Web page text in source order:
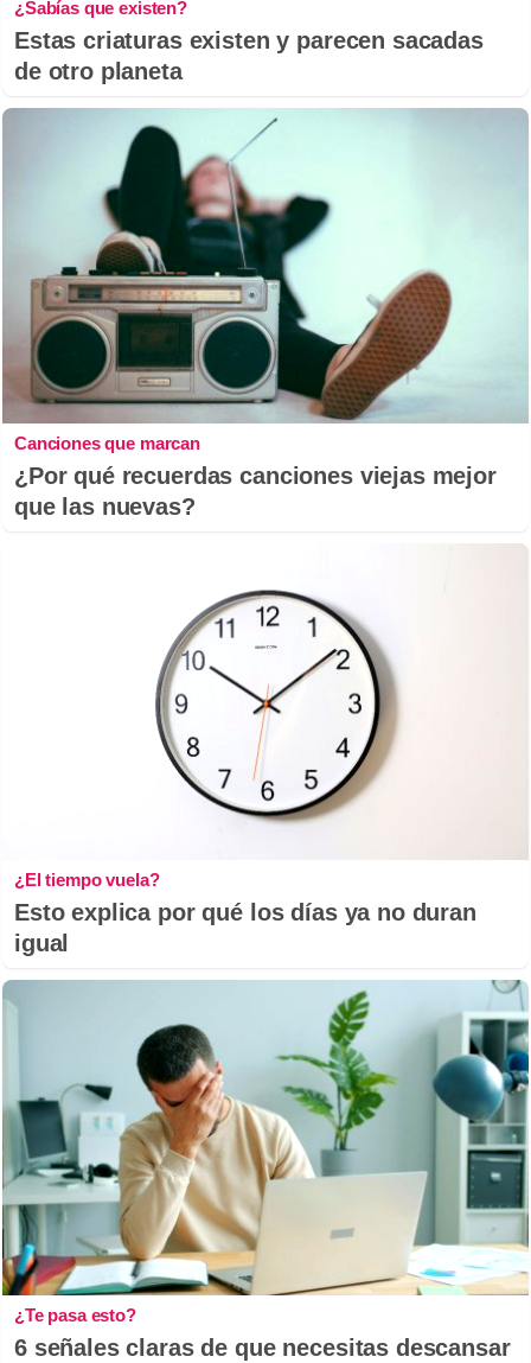
¿Sabías que existen?
Estas criaturas existen y parecen sacadas
de otro planeta
Canciones que marcan
¿Por qué recuerdas canciones viejas mejor
que las nuevas?
¿El tiempo vuela?
Esto explica por qué los días ya no duran
igual
¿Te pasa esto?
6 señales claras de que necesitas descansar